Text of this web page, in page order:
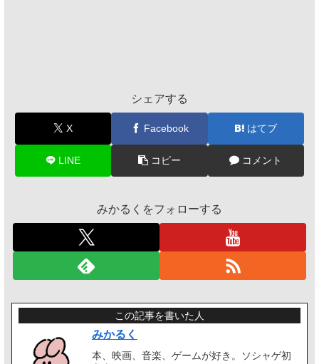
シェアする
X Facebook はてブ
LINE コピー コメント
みかるくをフォローする
この記事を書いた人
みかるく
本、映画、音楽、ゲームが好き。ソシャゲ初